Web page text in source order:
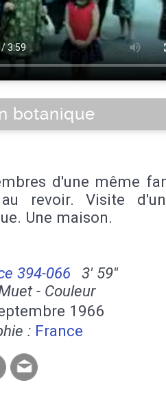
botanique
d'une même
revoir. Visite
Une maison.
394-066
3' 59''
- Couleur
1966
: France